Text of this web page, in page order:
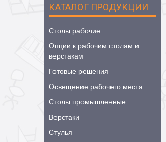
КАТАЛОГ ПРОДУКЦИИ
Столы рабочие
Опции к рабочим столам и
верстакам
Готовые решения
Освещение рабочего места
Столы промышленные
Верстаки
Стулья